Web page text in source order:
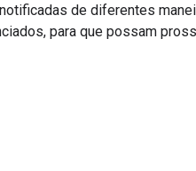
de diferentes
para que possam